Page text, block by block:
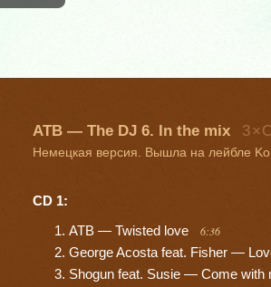
ATB — The DJ 6. In the mix 3×
Немецкая версия. Вышла на лейбле
CD 1:
ATB — Twisted love
6:36
George Acosta feat. Fisher —
Shogun feat. Susie — Come with